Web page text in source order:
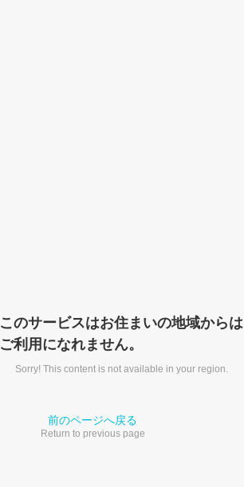
このサービスはお住まいの地域からは
ご利用になれません。
Sorry! This content is not available in your region.
前のページへ戻る
Return to previous page